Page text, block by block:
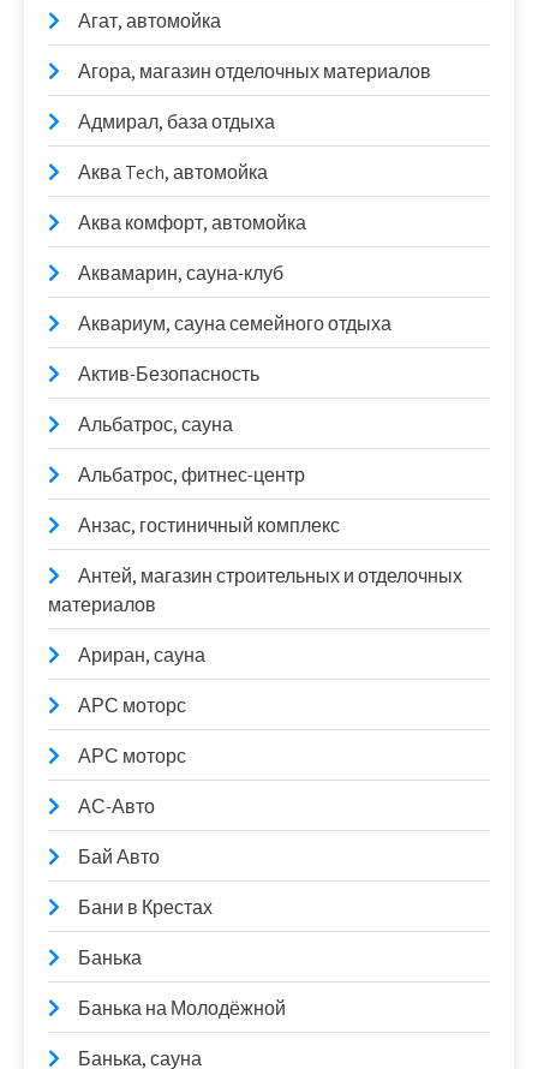
Агат, автомойка
Агора, магазин отделочных материалов
Адмирал, база отдыха
Аква Tech, автомойка
Аква комфорт, автомойка
Аквамарин, сауна-клуб
Аквариум, сауна семейного отдыха
Актив-Безопасность
Альбатрос, сауна
Альбатрос, фитнес-центр
Анзас, гостиничный комплекс
Антей, магазин строительных и отделочных
материалов
Ариран, сауна
АРС моторс
АРС моторс
АС-Авто
Бай Авто
Бани в Крестах
Банька
Банька на Молодёжной
Банька, сауна